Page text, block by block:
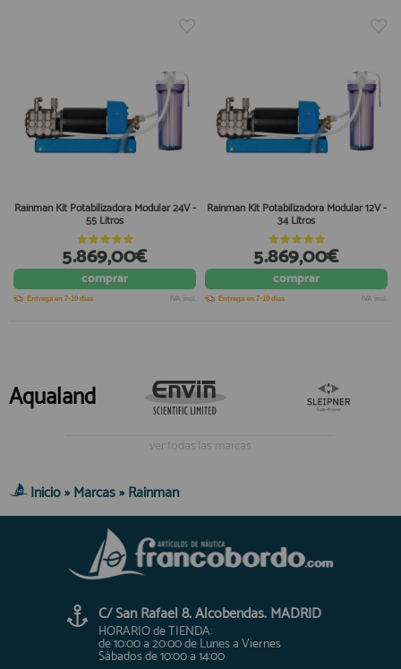
Rainman Kit Potabilizadora Modular 24V -
55 Litros
5.869,00€
comprar
Entrega en 7-10 días IVA incl.
Rainman Kit Potabilizadora Modular 12V -
34 Litros
5.869,00€
comprar
Entrega en 7-10 días IVA incl.
Aqualand
ver todas las marcas
Inicio»Marcas»Rainman
C/ San Rafael 8. Alcobendas. MADRID
HORARIO de TIENDA:
de 10:00 a 20:00 de Lunes a Viernes
Sábados de 10:00 a 14:00